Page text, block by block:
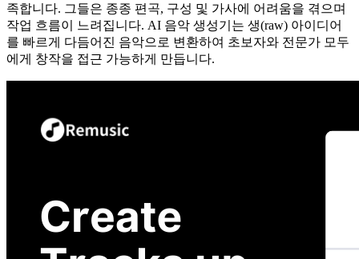
족합니다. 그들은 종종 편곡, 구성 및 가사에 어려움을 겪으며
작업 흐름이 느려집니다. AI 음악 생성기는 생(raw) 아이디어
를 빠르게 다듬어진 음악으로 변환하여 초보자와 전문가 모두
에게 창작을 접근 가능하게 만듭니다.